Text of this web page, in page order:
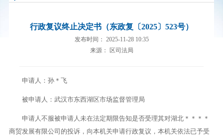
行政复议终止决定书（东政复〔2025〕523号）
发布时间： 2025-11-28 10:35
来源： 区司法局
申请人：孙＊飞
被申请人：武汉市东西湖区市场监督管理局
申请人不服被申请人未在法定期限告知是否受理其对湖北＊＊＊＊
商贸发展有限公司的投诉，向本机关申请行政复议，本机关依法已予受